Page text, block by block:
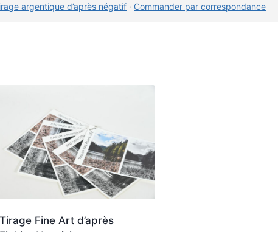
argentique d’après négatif · Commander par correspondance
Tirage Fine Art d’après